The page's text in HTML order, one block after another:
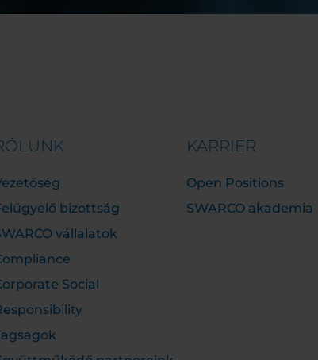
bizottság
vállalatok
Social
KARRIER
Open Positions
SWARCO akademia